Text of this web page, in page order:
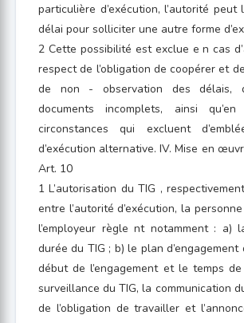
particulière d’exécution, l’autorité peut
délai pour solliciter une autre forme
2 Cette possibilité est exclue e n cas
respect de l’obligation de coopérer et
de non - observation des délais,
documents incomplets, ainsi
circonstances qui excluent
d’exécution alternative. IV. Mise en
Art. 10
1 L’autorisation du TIG ,
entre l’autorité d’exécution, la
l’employeur règle nt notamment : a)
durée du TIG ; b) le plan d’engagement
début de l’engagement et le temps
surveillance du TIG, la communication
de l’obligation de travailler et